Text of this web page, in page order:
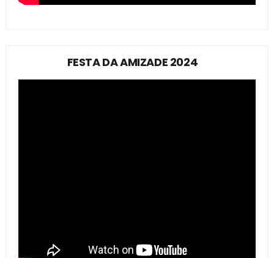
FESTA DA AMIZADE 2024